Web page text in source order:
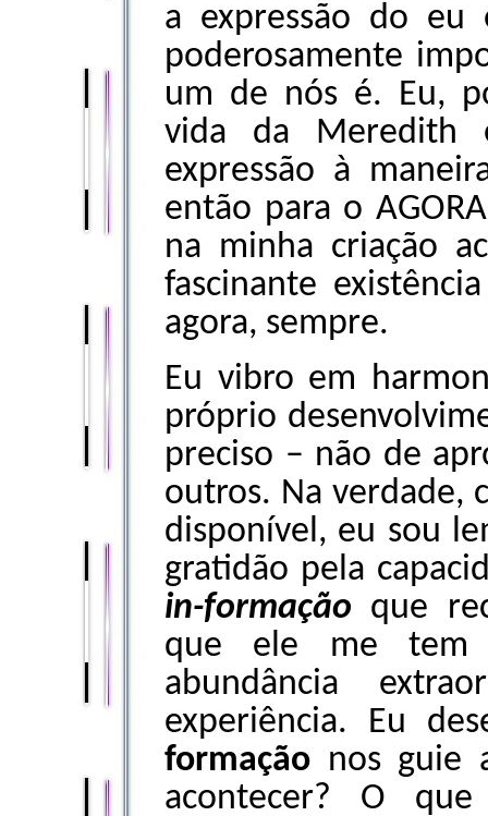
a expressão do eu
poderosamente
um de nós é. Eu,
vida da Meredith
expressão à
então para o
na minha criação
fascinante
agora, sempre.
Eu vibro em
próprio
preciso – não de
outros. Na verdade,
disponível, eu sou
gratidão pela
in-formação que
que ele me tem
abundância
experiência. Eu
formação nos guie
acontecer? O